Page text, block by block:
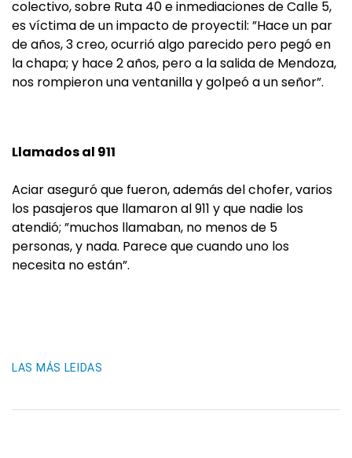
colectivo, sobre Ruta 40 e inmediaciones de Calle 5,
es víctima de un impacto de proyectil: ”Hace un par
de años, 3 creo, ocurrió algo parecido pero pegó en
la chapa; y hace 2 años, pero a la salida de Mendoza,
nos rompieron una ventanilla y golpeó a un señor”.
Llamados al 911
Aciar aseguró que fueron, además del chofer, varios
los pasajeros que llamaron al 911 y que nadie los
atendió; ”muchos llamaban, no menos de 5
personas, y nada. Parece que cuando uno los
necesita no están”.
LAS MÁS LEIDAS